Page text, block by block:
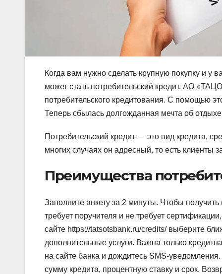
Когда вам нужно сделать крупную покупку и
может стать потребительский кредит. АО
потребительского кредитования. С помощью
Теперь сбылась долгожданная мечта об
Потребительский кредит — это вид кредита,
многих случаях он адресный, то есть клиенты
Преимущества
Заполните анкету за 2 минуты. Чтобы
требует поручителя и не требует
сайте https://tatsotsbank.ru/credits/ выберите
дополнительные услуги. Важна только
на сайте банка и дождитесь SMS-
сумму кредита, процентную ставку и срок.